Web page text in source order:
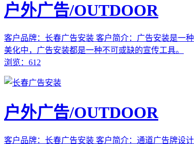
户外广告/OUTDOOR
客户品牌：长春广告安装 客户简介：广告安装是一
美化中，广告安装都是一种不可或缺的宣传工具。
浏览：612
户外广告/OUTDOOR
客户品牌：长春广告安装 客户简介：通道广告牌设